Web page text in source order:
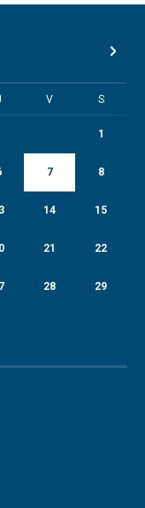
V S
1
7 8
14 15
21 22
28 29